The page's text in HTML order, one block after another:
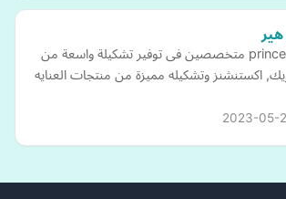
نحن متجر princesshair متخصصين فى توفير تشكيلة واسعة من
اكستنشنز وتشكيله مميزة من منتجات العنايه
2023-05-